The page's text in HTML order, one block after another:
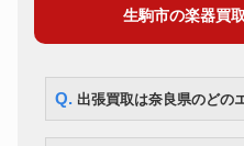
ヤマハ 450
コルネット
トランペット
ML
トロンボーン
生駒市の楽器買
Q. 出張買取は奈良県のど